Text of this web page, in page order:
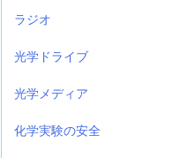
ラジオ
光学ドライブ
光学メディア
化学実験の安全